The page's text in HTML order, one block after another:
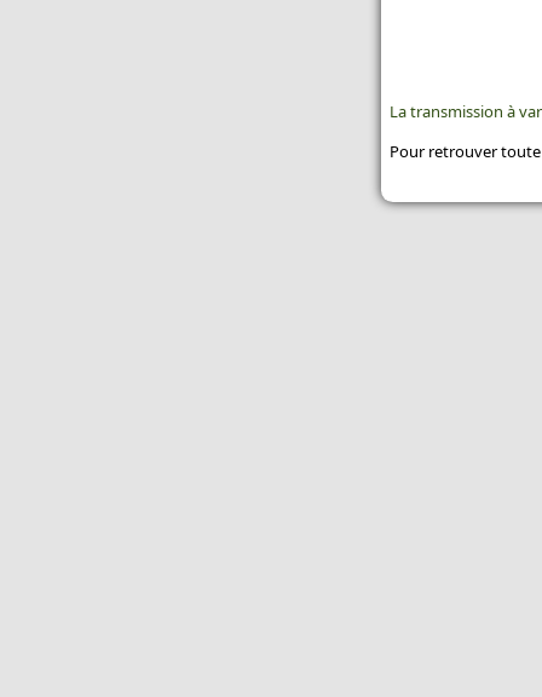
La transmission à
Pour retrouver